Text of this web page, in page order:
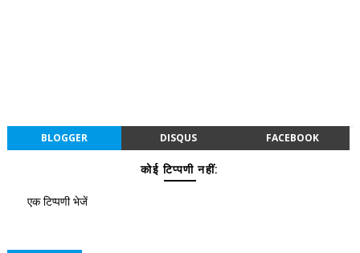
BLOGGER DISQUS FACEBOOK
कोई टिप्पणी नहीं:
एक टिप्पणी भेजें